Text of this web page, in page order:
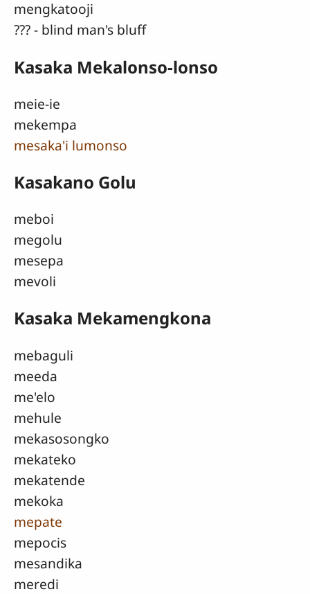
mengkatooji
??? - blind man's bluff
Kasaka Mekalonso-lonso
meie-ie
mekempa
mesaka'i lumonso
Kasakano Golu
meboi
megolu
mesepa
mevoli
Kasaka Mekamengkona
mebaguli
meeda
me'elo
mehule
mekasosongko
mekateko
mekatende
mekoka
mepate
mepocis
mesandika
meredi